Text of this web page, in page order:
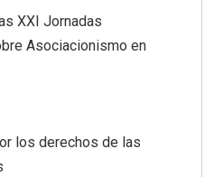
XXI Jornadas
Asociacionismo en
los derechos de las